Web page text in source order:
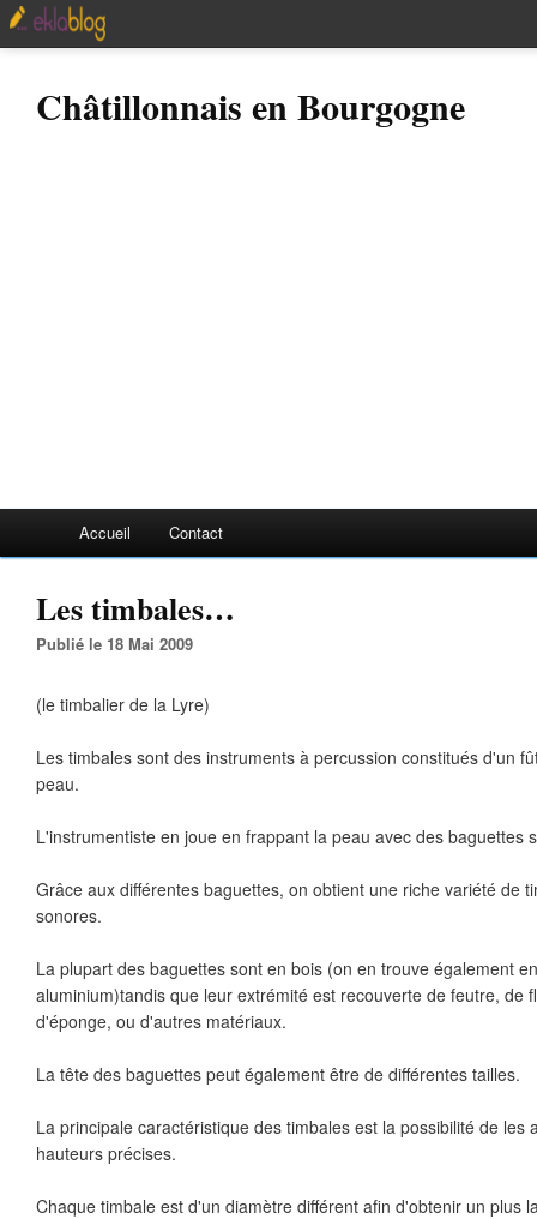
Châtillonnais en Bourgogne
Accueil Contact
Les timbales…
Publié le 18 Mai 2009
(le timbalier de la Lyre)
Les timbales sont des instruments à percussion constitués d'un
peau.
L'instrumentiste en joue en frappant la peau avec des baguettes
Grâce aux différentes baguettes, on obtient une riche variété de
sonores.
La plupart des baguettes sont en bois (on en trouve également
aluminium)tandis que leur extrémité est recouverte de feutre, de
d'éponge, ou d'autres matériaux.
La tête des baguettes peut également être de différentes tailles.
La principale caractéristique des timbales est la possibilité de les
hauteurs précises.
Chaque timbale est d'un diamètre différent afin d'obtenir un plus